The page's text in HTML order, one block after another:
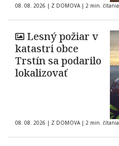
08. 08. 2026 | Z DOMOVA | 2 min. čítania
Lesný požiar v
katastri obce
Trstín sa podarilo
lokalizovať
08. 08. 2026 | Z DOMOVA | 2 min. čítania